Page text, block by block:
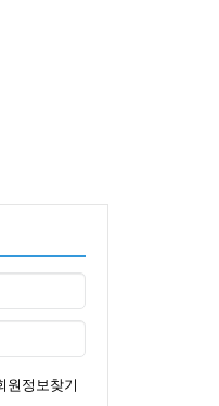
원정보찾기